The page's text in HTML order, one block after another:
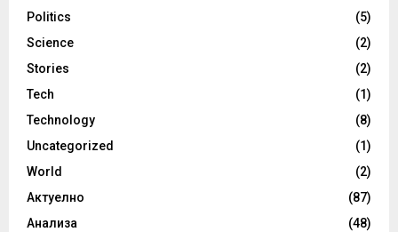
Politics
(5)
Science
(2)
Stories
(2)
Tech
(1)
Technology
(8)
Uncategorized
(1)
World
(2)
Актуелно
(87)
Анализа
(48)